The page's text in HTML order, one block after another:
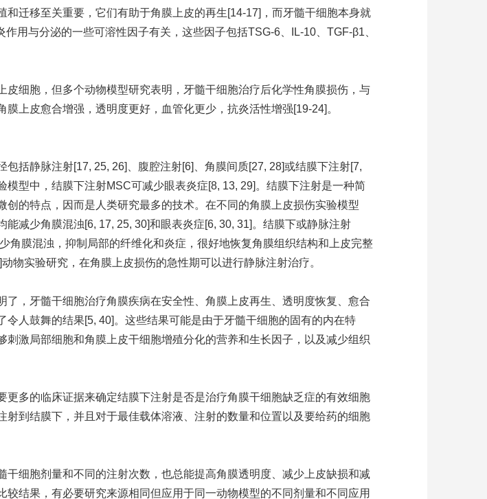
和迁移至关重要，它们有助于角膜上皮的再生[14-17]，而牙髓干细胞本身就
用与分泌的一些可溶性因子有关，这些因子包括TSG-6、IL-10、TGF-β1、
皮细胞，但多个动物模型研究表明，牙髓干细胞治疗后化学性角膜损伤，与
上皮愈合增强，透明度更好，血管化更少，抗炎活性增强[19-24]。
包括静脉注射[17, 25, 26]、腹腔注射[6]、角膜间质[27, 28]或结膜下注射[7,
模型中，结膜下注射MSC可减少眼表炎症[8, 13, 29]。结膜下注射是一种简
创的特点，因而是人类研究最多的技术。在不同的角膜上皮损伤实验模型
能减少角膜混浊[6, 17, 25, 30]和眼表炎症[6, 30, 31]。结膜下或静脉注射
角膜混浊，抑制局部的纤维化和炎症，很好地恢复角膜组织结构和上皮完整
物实验研究，在角膜上皮损伤的急性期可以进行静脉注射治疗。
了，牙髓干细胞治疗角膜疾病在安全性、角膜上皮再生、透明度恢复、愈合
令人鼓舞的结果[5, 40]。这些结果可能是由于牙髓干细胞的固有的内在特
刺激局部细胞和角膜上皮干细胞增殖分化的营养和生长因子，以及减少组织
更多的临床证据来确定结膜下注射是否是治疗角膜干细胞缺乏症的有效细胞
射到结膜下，并且对于最佳载体溶液、注射的数量和位置以及要给药的细胞
干细胞剂量和不同的注射次数，也总能提高角膜透明度、减少上皮缺损和减
较结果，有必要研究来源相同但应用于同一动物模型的不同剂量和不同应用